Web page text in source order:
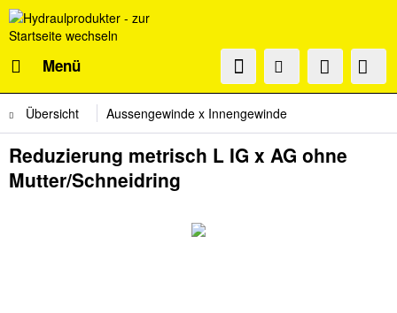
Menü
Übersicht Aussengewinde x Innengewinde
Reduzierung metrisch L IG x AG ohne
Mutter/Schneidring